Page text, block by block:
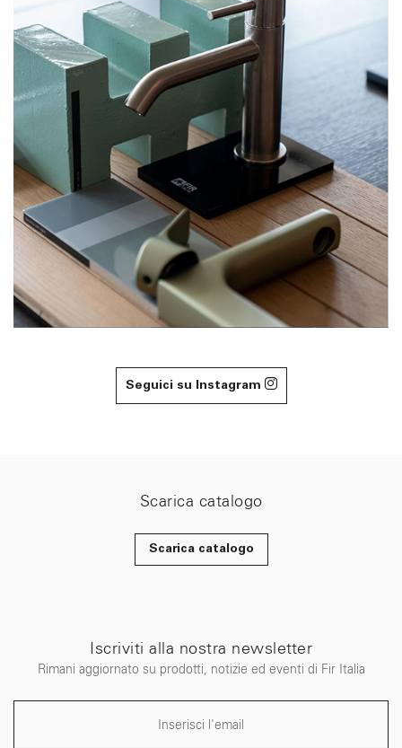
Seguici su Instagram
Scarica catalogo
Scarica catalogo
Iscriviti alla nostra newsletter
Rimani aggiornato su prodotti, notizie ed eventi di Fir Italia